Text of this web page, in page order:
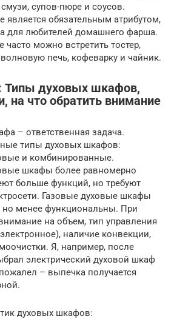
супов-пюре и соусов.
является обязательным атрибутом,
для любителей домашнего фарша.
часто можно встретить тостер,
печь, кофеварку и чайник.
Типы духовых шкафов,
на что обратить внимание
– ответственная задача.
типы духовых шкафов:
и комбинированные.
шкафы более равномерно
больше функций, но требуют
Газовые духовые шкафы
менее функциональны. При
на объем, тип управления
наличие конвекции,
Я, например, после
электрический духовой шкаф
– выпечка получается
духовых шкафов: